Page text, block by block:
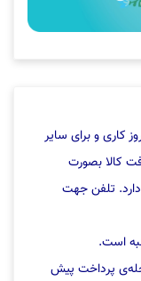
ارسال کالا برای شهر تهران حداکثر ۳ روز کاری و برای سایر
کالا بصورت
تلفن جهت
است.
پرداخت پیش